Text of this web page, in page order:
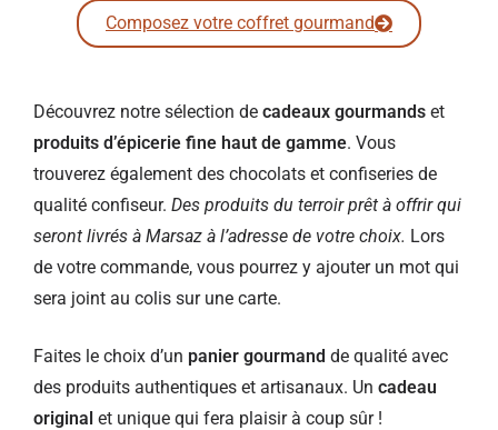
Composez votre coffret gourmand
Découvrez notre sélection de cadeaux gourmands et
produits d’épicerie fine haut de gamme. Vous
trouverez également des chocolats et confiseries de
qualité confiseur. Des produits du terroir prêt à offrir qui
seront livrés à Marsaz à l’adresse de votre choix. Lors
de votre commande, vous pourrez y ajouter un mot qui
sera joint au colis sur une carte.
Faites le choix d’un panier gourmand de qualité avec
des produits authentiques et artisanaux. Un cadeau
original et unique qui fera plaisir à coup sûr !